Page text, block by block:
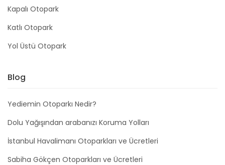
Kapalı Otopark
Katlı Otopark
Yol Üstü Otopark
Blog
Yediemin Otoparkı Nedir?
Dolu Yağışından arabanızı Koruma Yolları
İstanbul Havalimanı Otoparkları ve Ücretleri
Sabiha Gökçen Otoparkları ve Ücretleri